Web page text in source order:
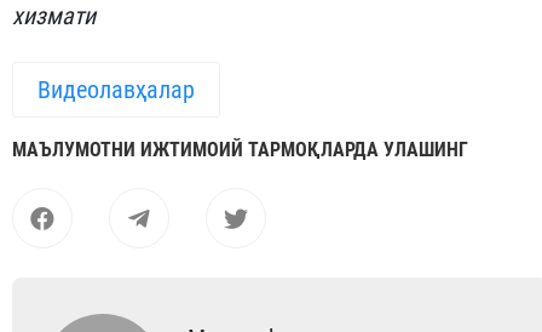
хизмати
Видеолавҳалар
МАЪЛУМОТНИ ИЖТИМОИЙ ТАРМОҚЛАРДА УЛАШИНГ